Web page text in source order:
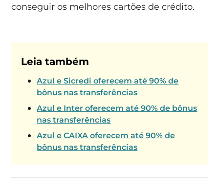
conseguir os melhores cartões de crédito.
Leia também
Azul e Sicredi oferecem até 90% de
bônus nas transferências
Azul e Inter oferecem até 90% de bônus
nas transferências
Azul e CAIXA oferecem até 90% de
bônus nas transferências